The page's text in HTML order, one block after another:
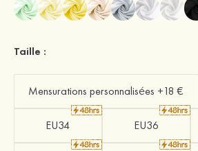
Taille :
Mensurations personnalisées +18 €
EU34 EU36